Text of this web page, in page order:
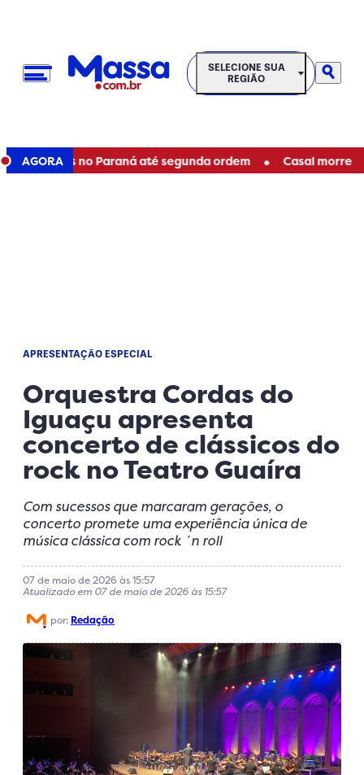
SELECIONE SUA REGIÃO
SELECIONE SUA
REGIÃO
AGORAno Paraná até segunda ordem • Casal morre em
APRESENTAÇÃO ESPECIAL
Orquestra Cordas do
Iguaçu apresenta
concerto de clássicos do
rock no Teatro Guaíra
Com sucessos que marcaram gerações, o
concerto promete uma experiência única de
música clássica com rock ´n roll
07 de maio de 2026 às 15:57
Atualizado em 07 de maio de 2026 às 15:57
por: Redação